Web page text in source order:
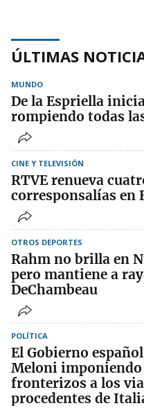
ÚLTIMAS
MUNDO
De la Espriella
rompiendo todas
CINE Y TELEVISIÓN
RTVE renueva
corresponsalías en
OTROS DEPORTES
Rahm no brilla en
pero mantiene a
DeChambeau
POLÍTICA
El Gobierno
Meloni
fronterizos a los
procedentes de